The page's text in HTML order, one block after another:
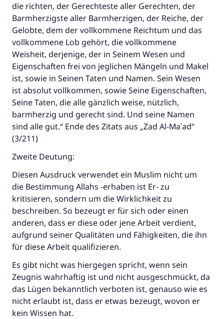
die richten, der Gerechteste aller Gerechten, der
Barmherzigste aller Barmherzigen, der Reiche, der
Gelobte, dem der vollkommene Reichtum und das
vollkommene Lob gehört, die vollkommene
Weisheit, derjenige, der in Seinem Wesen und
Eigenschaften frei von jeglichen Mängeln und Makel
ist, sowie in Seinen Taten und Namen. Sein Wesen
ist absolut vollkommen, sowie Seine Eigenschaften,
Seine Taten, die alle gänzlich weise, nützlich,
barmherzig und gerecht sind. Und seine Namen
sind alle gut.“ Ende des Zitats aus „Zad Al-Maʿad“
(3/211)
Zweite Deutung:
Diesen Ausdruck verwendet ein Muslim nicht um
die Bestimmung Allahs -erhaben ist Er- zu
kritisieren, sondern um die Wirklichkeit zu
beschreiben. So bezeugt er für sich oder einen
anderen, dass er diese oder jene Arbeit verdient,
aufgrund seiner Qualitäten und Fähigkeiten, die ihn
für diese Arbeit qualifizieren.
Es gibt nicht was hiergegen spricht, wenn sein
Zeugnis wahrhaftig ist und nicht ausgeschmückt, da
das Lügen bekanntlich verboten ist, genauso wie es
nicht erlaubt ist, dass er etwas bezeugt, wovon er
kein Wissen hat.